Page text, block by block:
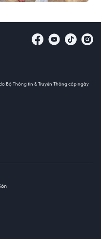
Bộ Thông tin & Truyền Thông cấp ngày